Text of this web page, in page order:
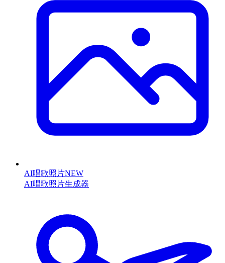
AI唱歌照片NEW
AI唱歌照片生成器